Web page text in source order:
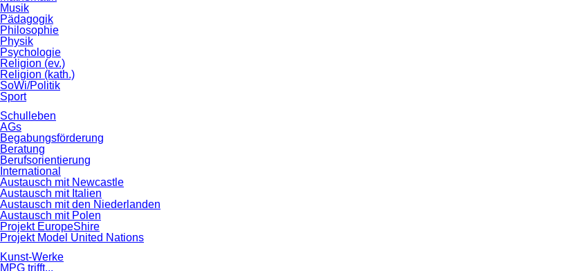
Musik
Pädagogik
Philosophie
Physik
Psychologie
Religion (ev.)
Religion (kath.)
SoWi/Politik
Sport
Schulleben
AGs
Begabungsförderung
Beratung
Berufsorientierung
International
Austausch mit Newcastle
Austausch mit Italien
Austausch mit den Niederlanden
Austausch mit Polen
Projekt EuropeShire
Projekt Model United Nations
Kunst-Werke
MPG trifft...